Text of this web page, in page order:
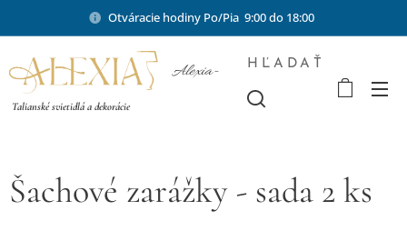
Otváracie hodiny Po/Pia 9:00 do 18:00
Alexia-
Talianské svietidlá a dekorácie
HĽADAŤ
Šachové zarážky - sada 2 ks